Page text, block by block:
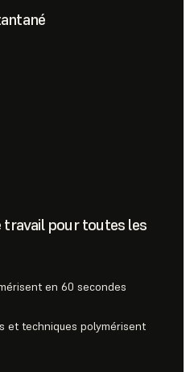
pour toutes les
en 60 secondes
et techniques polymérisent